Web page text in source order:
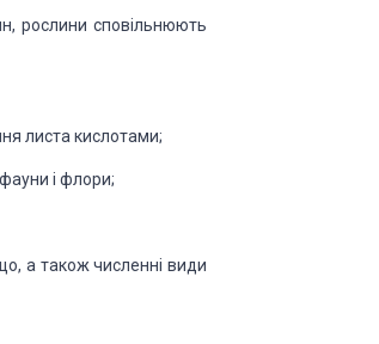
рослини сповільнюють
листа кислотами;
і флори;
а також численні види